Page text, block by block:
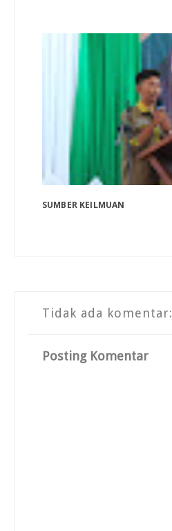
SUMBER KEILMUAN
Tidak ada komentar:
Posting Komentar